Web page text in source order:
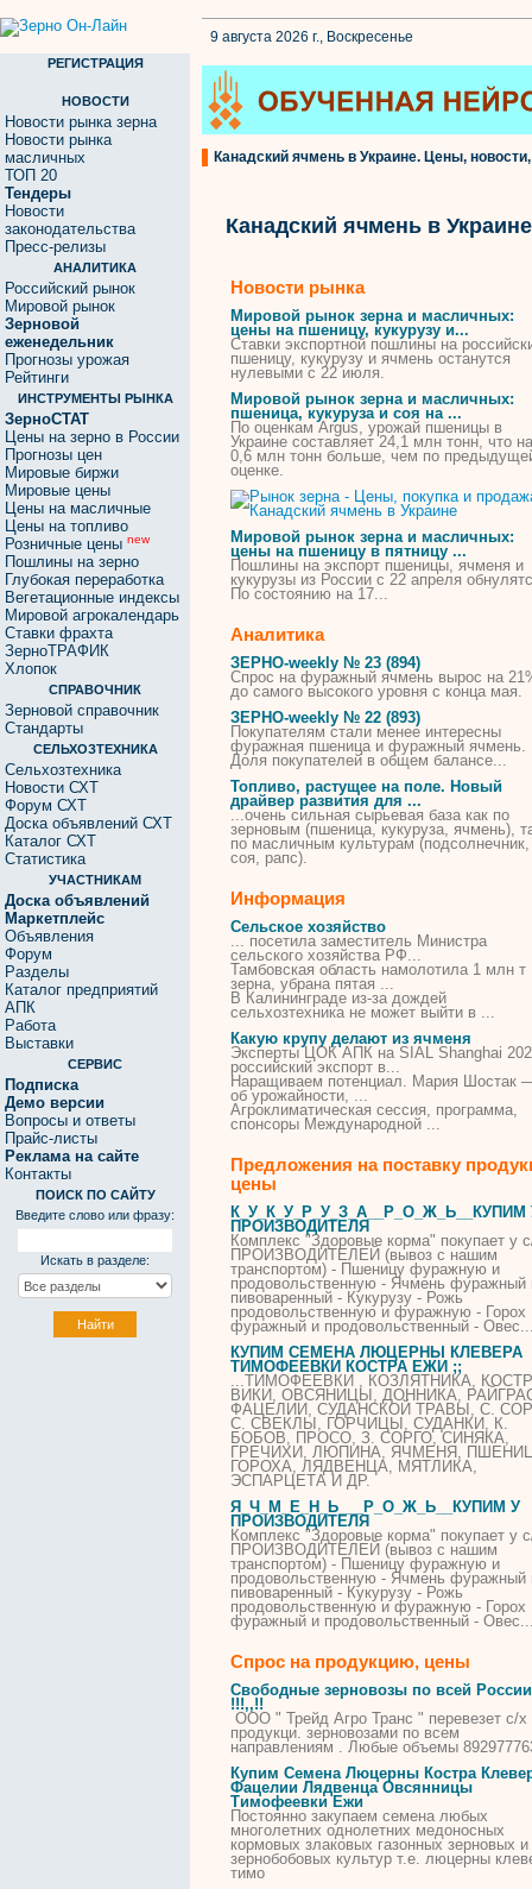
9 августа 2026 г., Воскресенье
РЕГИСТРАЦИЯ
НОВОСТИ
Новости рынка зерна
Новости рынка
масличных
ТОП 20
Тендеры
Новости
законодательства
Пресс-релизы
АНАЛИТИКА
Российский рынок
Мировой рынок
Зерновой
еженедельник
Прогнозы урожая
Рейтинги
ИНСТРУМЕНТЫ РЫНКА
ЗерноСТАТ
Цены на зерно в России
Прогнозы цен
Мировые биржи
Мировые цены
Цены на масличные
Цены на топливо
Розничные цены new
Пошлины на зерно
Глубокая переработка
Вегетационные индексы
Мировой агрокалендарь
Ставки фрахта
ЗерноТРАФИК
Хлопок
СПРАВОЧНИК
Зерновой справочник
Стандарты
СЕЛЬХОЗТЕХНИКА
Сельхозтехника
Новости СХТ
Форум СХТ
Доска объявлений СХТ
Каталог СХТ
Статистика
УЧАСТНИКАМ
Доска объявлений
Маркетплейс
Объявления
Форум
Разделы
Каталог предприятий
АПК
Работа
Выставки
СЕРВИС
Подписка
Демо версии
Вопросы и ответы
Прайс-листы
Реклама на сайте
Контакты
ПОИСК ПО САЙТУ
Введите слово или фразу:
Искать в разделе:
Канадский ячмень в Украине. Цены,
Канадский ячмень в Украине
Новости рынка
Мировой рынок зерна и масличных:
цены на пшеницу, кукурузу и...
Ставки экспортной пошлины на
пшеницу, кукурузу и ячмень останутся
нулевыми с 22 июля.
Мировой рынок зерна и масличных:
пшеница, кукуруза и соя на ...
По оценкам Argus, урожай пшеницы в
Украине составляет 24,1 млн тонн, что на
0,6 млн тонн больше, чем по
оценке.
Мировой рынок зерна и масличных:
цены на пшеницу в пятницу ...
Пошлины на экспорт пшеницы, ячменя и
кукурузы из России с 22 апреля
По состоянию на 17...
Аналитика
ЗЕРНО-weekly № 23 (894)
Спрос на фуражный ячмень вырос на
до самого высокого уровня с конца мая.
ЗЕРНО-weekly № 22 (893)
Покупателям стали менее интересны
фуражная пшеница и фуражный ячмень.
Доля покупателей в общем балансе...
Топливо, растущее на поле. Новый
драйвер развития для ...
...очень сильная сырьевая база как по
зерновым (пшеница, кукуруза, ячмень),
по масличным культурам (подсолнечник,
соя, рапс).
Информация
Сельское хозяйство
... посетила заместитель Министра
сельского хозяйства РФ...
Тамбовская область намолотила 1 млн т
зерна, убрана пятая ...
В Калининграде из-за дождей
сельхозтехника не может выйти в ...
Какую крупу делают из ячменя
Эксперты ЦОК АПК на SIAL Shanghai
российский экспорт в...
Наращиваем потенциал. Мария Шостак
об урожайности, ...
Агроклиматическая сессия, программа,
спонсоры Международной ...
Предложения на поставку
цены
К_У_К_У_Р_У_З_А__Р_О_Ж_Ь__КУПИМ
ПРОИЗВОДИТЕЛЯ
Комплекс "Здоровые корма" покупает у
ПРОИЗВОДИТЕЛЕЙ (вывоз с нашим
транспортом) - Пшеницу фуражную и
продовольственную - Ячмень фуражный
пивоваренный - Кукурузу - Рожь
продовольственную и фуражную - Горох
фуражный и продовольственный -
КУПИМ СЕМЕНА ЛЮЦЕРНЫ КЛЕВЕРА
ТИМОФЕЕВКИ КОСТРА ЕЖИ ;;
...ТИМОФЕЕВКИ , КОЗЛЯТНИКА,
ВИКИ, ОВСЯНИЦЫ, ДОННИКА,
ФАЦЕЛИИ, СУДАНСКОЙ ТРАВЫ, С.
С. СВЕКЛЫ, ГОРЧИЦЫ, СУДАНКИ, К.
БОБОВ, ПРОСО, З. СОРГО, СИНЯКА,
ГРЕЧИХИ, ЛЮПИНА, ЯЧМЕНЯ ,
ГОРОХА, ЛЯДВЕНЦА, МЯТЛИКА,
ЭСПАРЦЕТА И ДР.
Я_Ч_М_Е_Н_Ь___Р_О_Ж_Ь__КУПИМ У
ПРОИЗВОДИТЕЛЯ
Комплекс "Здоровые корма" покупает у
ПРОИЗВОДИТЕЛЕЙ (вывоз с нашим
транспортом) - Пшеницу фуражную и
продовольственную - Ячмень фуражный
пивоваренный - Кукурузу - Рожь
продовольственную и фуражную - Горох
фуражный и продовольственный -
Спрос на продукцию, цены
Свободные зерновозы по всей России
!!!,,!!
ООО " Трейд Агро Транс " перевезет с/х
продукци. зерновозами по всем
направлениям . Любые объемы
Купим Семена Люцерны Костра
Фацелии Лядвенца Овсянницы
Тимофеевки Ежи
Постоянно закупаем семена любых
многолетних однолетних медоносных
кормовых злаковых газонных зерновых и
зернобобовых культур т.е. люцерны
тимо